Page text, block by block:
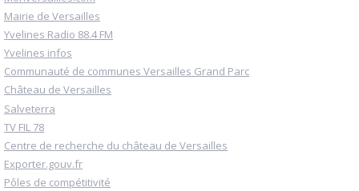
Mairie de Versailles
Yvelines Radio 88.4 FM
Yvelines infos
Communauté de communes Versailles Grand Parc
Château de Versailles
Salveterra
TV FIL 78
Centre de recherche du château de Versailles
Exporter.gouv.fr
Pôles de compétitivité